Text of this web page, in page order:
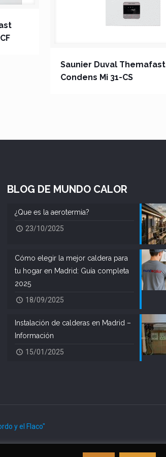
Saunier Duval Themafast
Condens Mi 31-CS
BLOG DE MUNDO CALOR
¿Que es la aerotermia?
23/10/2025
Cómo elegir la mejor caldera para
tu hogar en Madrid: Guía completa
2025
18/09/2025
Instalación de calderas en Madrid –
Información
15/01/2025
y el Flaco"